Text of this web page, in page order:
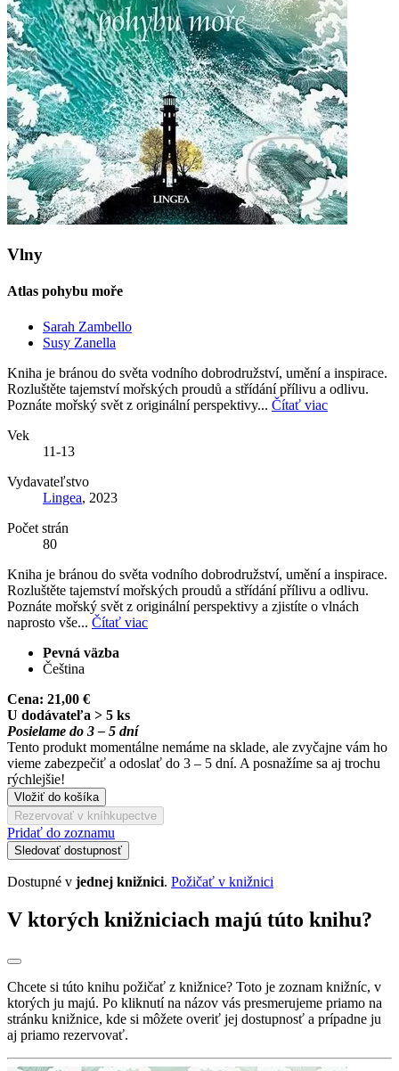
Vlny
Atlas pohybu moře
Sarah Zambello
Susy Zanella
Kniha je bránou do světa vodního dobrodružství, umění a inspirace.
Rozluštěte tajemství mořských proudů a střídání přílivu a odlivu.
Poznáte mořský svět z originální perspektivy... Čítať viac
Vek
11-13
Vydavateľstvo
Lingea, 2023
Počet strán
80
Kniha je bránou do světa vodního dobrodružství, umění a inspirace.
Rozluštěte tajemství mořských proudů a střídání přílivu a odlivu.
Poznáte mořský svět z originální perspektivy a zjistíte o vlnách
naprosto vše... Čítať viac
Pevná väzba
Čeština
Cena: 21,00 €
U dodávateľa > 5 ks
Posielame do 3 – 5 dní
Tento produkt momentálne nemáme na sklade, ale zvyčajne vám ho
vieme zabezpečiť a odoslať do 3 – 5 dní. A posnažíme sa aj trochu
rýchlejšie!
Vložiť do košíka
Rezervovať v kníhkupectve
Pridať do zoznamu
Sledovať dostupnosť
Dostupné v jednej knižnici. Požičať v knižnici
V ktorých knižniciach majú túto knihu?
Chcete si túto knihu požičať z knižnice? Toto je zoznam knižníc, v
ktorých ju majú. Po kliknutí na názov vás presmerujeme priamo na
stránku knižnice, kde si môžete overiť jej dostupnosť a prípadne ju
aj priamo rezervovať.